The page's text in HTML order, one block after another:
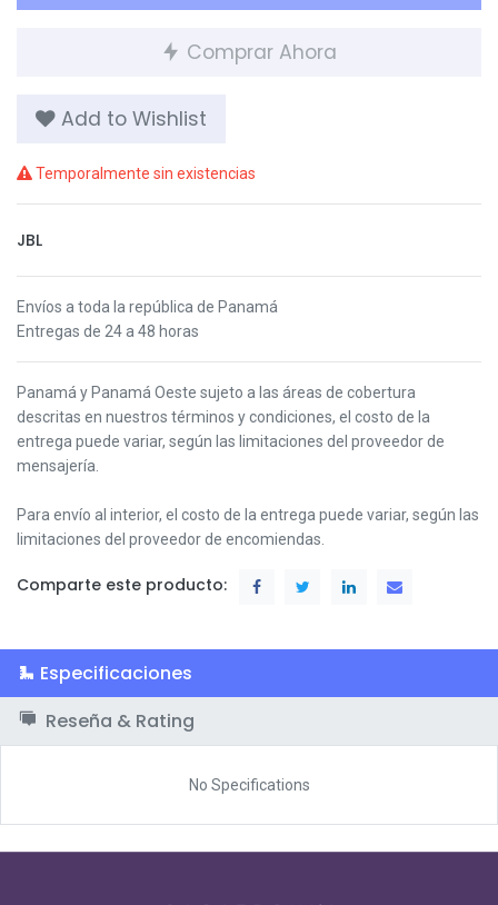
Comprar Ahora
Add to Wishlist
Temporalmente sin existencias
JBL
Envíos a toda la república de Panamá
Entregas de 24 a 48 horas
Panamá y Panamá Oeste sujeto a las áreas de cobertura
descritas en nuestros términos y condiciones, el costo de la
entrega puede variar, según las limitaciones del proveedor de
mensajería.
Para envío al interior, el costo de la entrega puede variar, según las
limitaciones del proveedor de encomiendas.
Comparte este producto:
Especificaciones
Reseña & Rating
No Specifications